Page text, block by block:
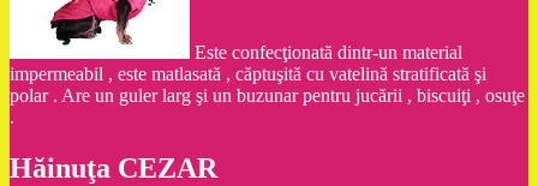
Este confecţionată dintr-un material
impermeabil , este matlasată , căptuşită cu vatelină stratificată şi
polar . Are un guler larg şi un buzunar pentru jucării , biscuiţi , osuţe
.
Hăinuţa CEZAR